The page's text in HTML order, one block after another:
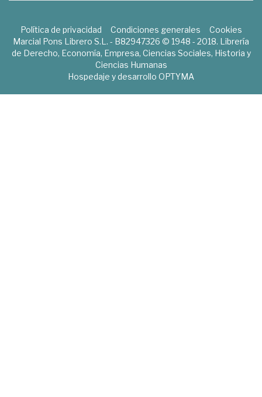
Política de privacidad Condiciones generales
Cookies
Marcial Pons Librero S.L. - B82947326 © 1948 - 2018. Librería
de Derecho, Economía, Empresa, Ciencias Sociales, Historia y
Ciencias Humanas
Hospedaje y desarrollo OPTYMA